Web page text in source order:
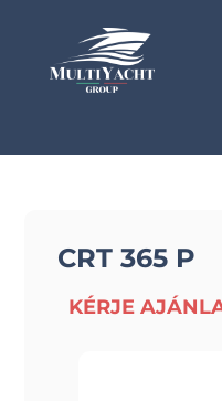
CRT 365 P
KÉRJE